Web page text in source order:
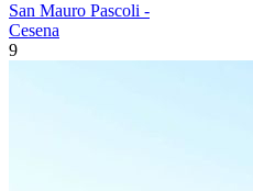
San Mauro Pascoli -
Cesena
9